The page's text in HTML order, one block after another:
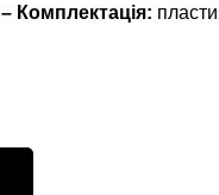
– Комплектація: